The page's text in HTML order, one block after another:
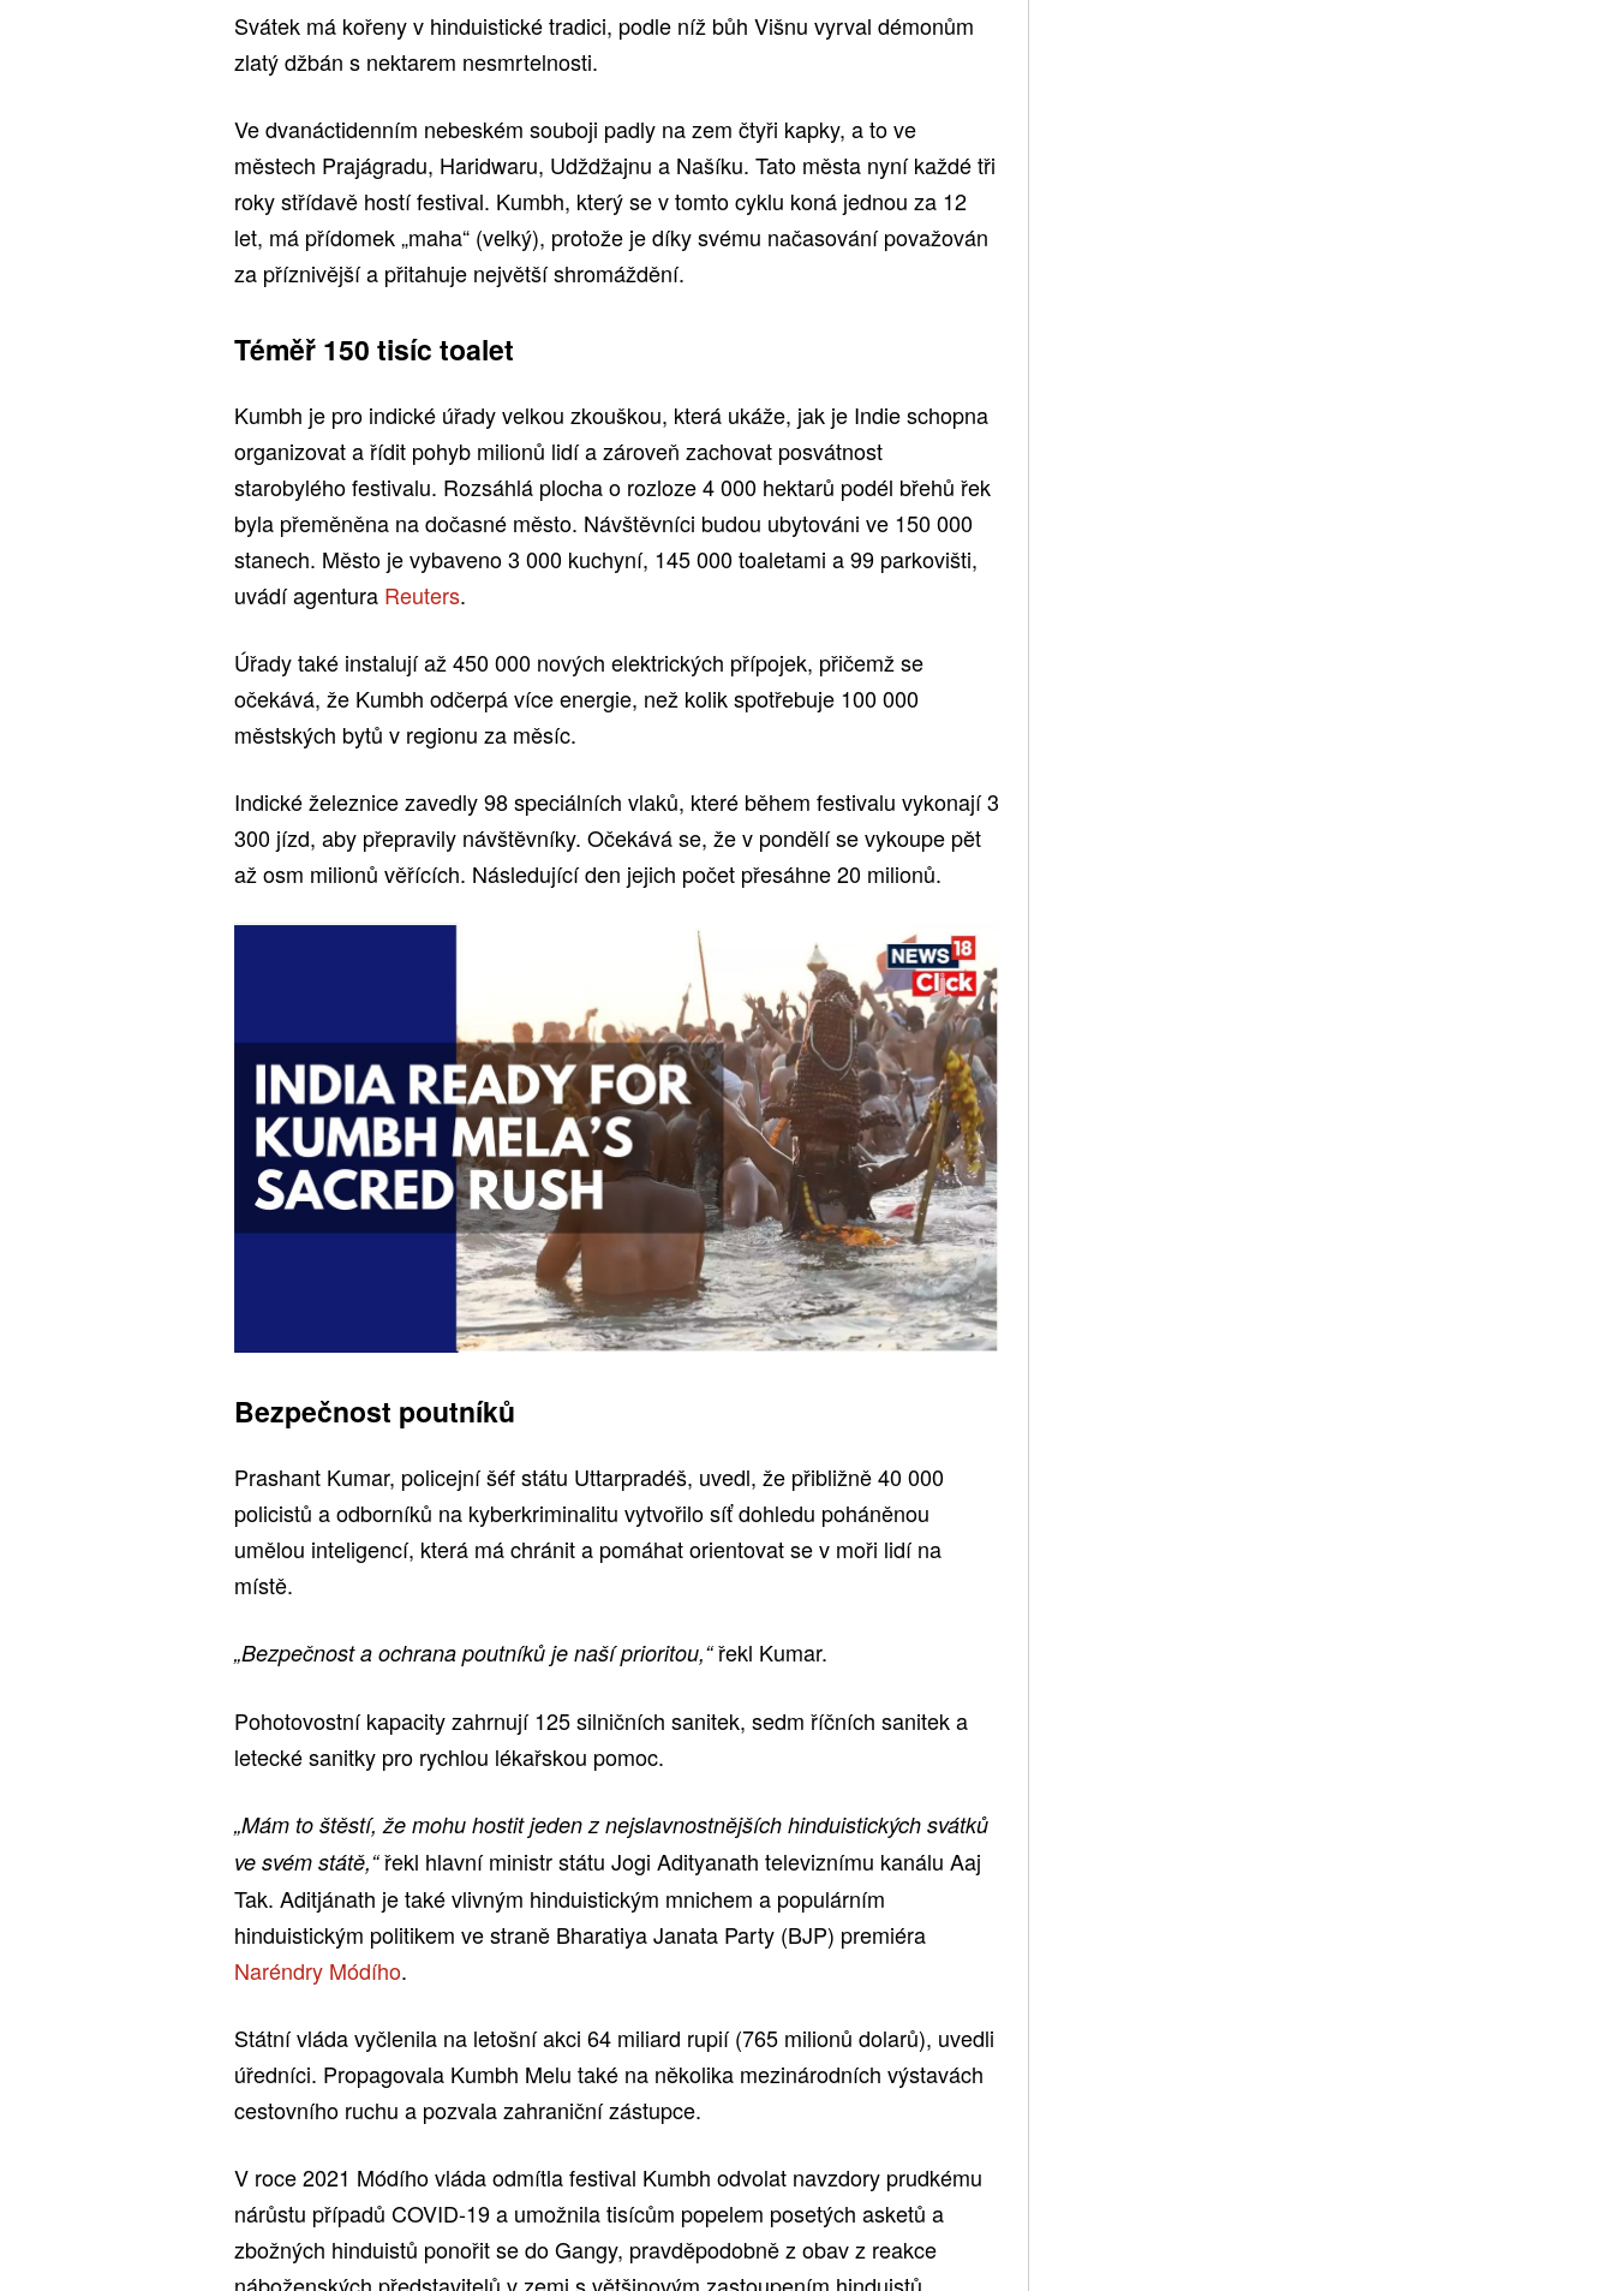
Svátek má kořeny v hinduistické tradici, podle níž bůh Višnu vyrval démonům
zlatý džbán s nektarem nesmrtelnosti.
Ve dvanáctidenním nebeském souboji padly na zem čtyři kapky, a to ve
městech Prajágradu, Haridwaru, Udždžajnu a Našíku. Tato města nyní každé tři
roky střídavě hostí festival. Kumbh, který se v tomto cyklu koná jednou za 12
let, má přídomek „maha“ (velký), protože je díky svému načasování považován
za příznivější a přitahuje největší shromáždění.
Téměř 150 tisíc toalet
Kumbh je pro indické úřady velkou zkouškou, která ukáže, jak je Indie schopna
organizovat a řídit pohyb milionů lidí a zároveň zachovat posvátnost
starobylého festivalu. Rozsáhlá plocha o rozloze 4 000 hektarů podél břehů řek
byla přeměněna na dočasné město. Návštěvníci budou ubytováni ve 150 000
stanech. Město je vybaveno 3 000 kuchyní, 145 000 toaletami a 99 parkovišti,
uvádí agentura Reuters.
Úřady také instalují až 450 000 nových elektrických přípojek, přičemž se
očekává, že Kumbh odčerpá více energie, než kolik spotřebuje 100 000
městských bytů v regionu za měsíc.
Indické železnice zavedly 98 speciálních vlaků, které během festivalu vykonají 3
300 jízd, aby přepravily návštěvníky. Očekává se, že v pondělí se vykoupe pět
až osm milionů věřících. Následující den jejich počet přesáhne 20 milionů.
Bezpečnost poutníků
Prashant Kumar, policejní šéf státu Uttarpradéš, uvedl, že přibližně 40 000
policistů a odborníků na kyberkriminalitu vytvořilo síť dohledu poháněnou
umělou inteligencí, která má chránit a pomáhat orientovat se v moři lidí na
místě.
„Bezpečnost a ochrana poutníků je naší prioritou,“řekl Kumar.
Pohotovostní kapacity zahrnují 125 silničních sanitek, sedm říčních sanitek a
letecké sanitky pro rychlou lékařskou pomoc.
„Mám to štěstí, že mohu hostit jeden z nejslavnostnějších hinduistických svátků
ve svém státě,“řekl hlavní ministr státu Jogi Adityanath televiznímu kanálu Aaj
Tak. Aditjánath je také vlivným hinduistickým mnichem a populárním
hinduistickým politikem ve straně Bharatiya Janata Party (BJP) premiéra
Naréndry Módího.
Státní vláda vyčlenila na letošní akci 64 miliard rupií (765 milionů dolarů), uvedli
úředníci. Propagovala Kumbh Melu také na několika mezinárodních výstavách
cestovního ruchu a pozvala zahraniční zástupce.
V roce 2021 Módího vláda odmítla festival Kumbh odvolat navzdory prudkému
nárůstu případů COVID-19 a umožnila tisícům popelem posetých asketů a
zbožných hinduistů ponořit se do Gangy, pravděpodobně z obav z reakce